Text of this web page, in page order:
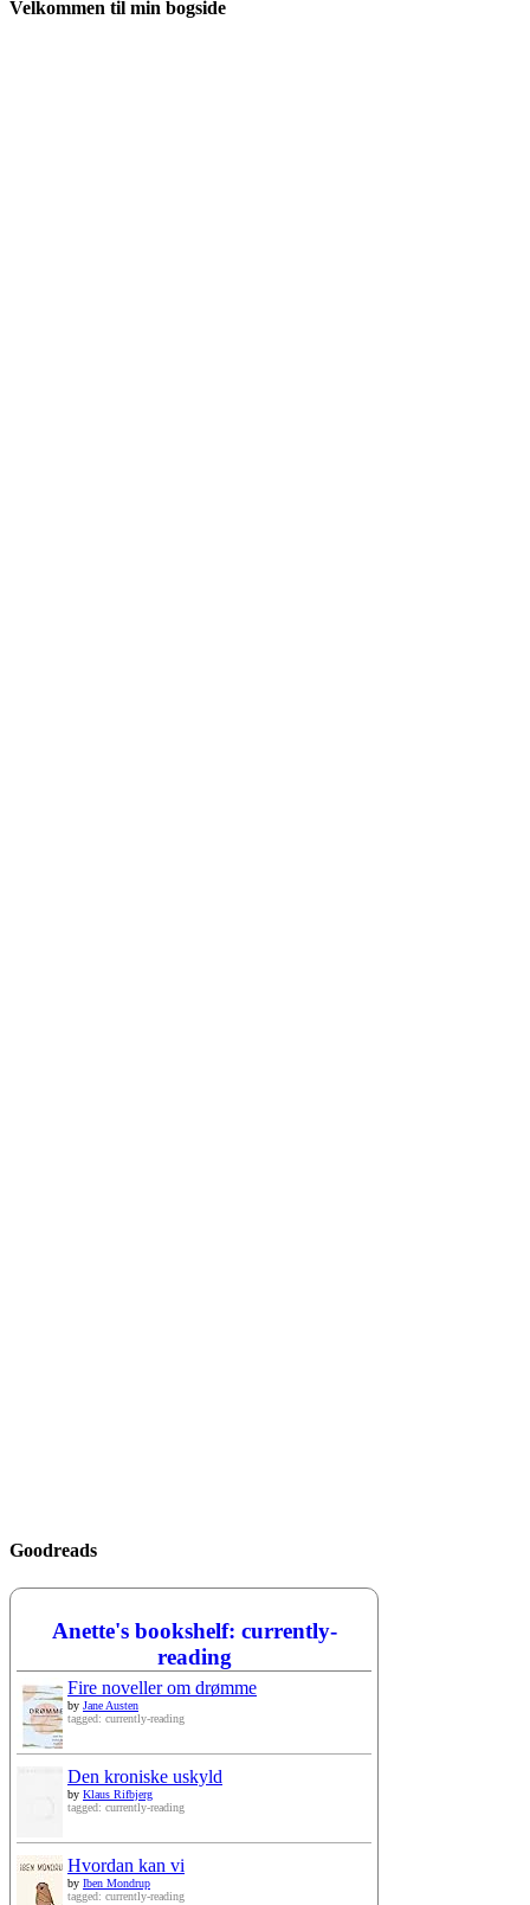
Velkommen til min bogside
Goodreads
Anette's bookshelf: currently-
reading
Fire noveller om drømme
by Jane Austen
tagged: currently-reading
Den kroniske uskyld
by Klaus Rifbjerg
tagged: currently-reading
Hvordan kan vi
by Iben Mondrup
tagged: currently-reading